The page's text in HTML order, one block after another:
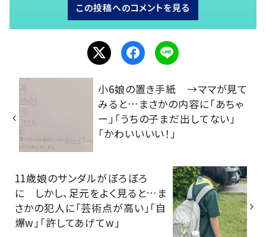
この投稿へのコメントを見る
小6娘の置き手紙 →ママが見て
みると…まさかの内容に「あちゃ
ー」「うちの子まだ出してない」
「かわいいいい！」
11歳娘のサンダルがぼろぼろ
に しかし、足元をよく見ると…ま
さかの犯人に「芸術点が高い」「自
爆w」「許してあげてw」